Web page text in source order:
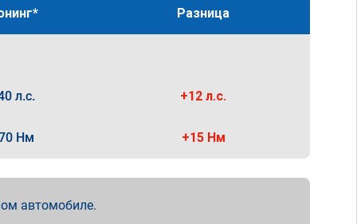
Разница
л.с. +12 л.с.
Нм +15 Нм
автомобиле.